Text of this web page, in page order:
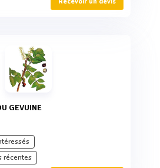
GEVUINE
récentes